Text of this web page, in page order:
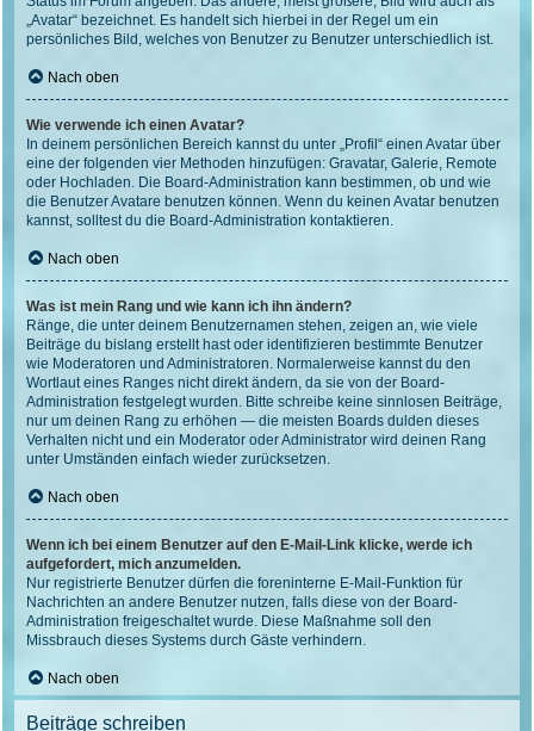
„Avatar“ bezeichnet. Es handelt sich hierbei in der Regel um ein
persönliches Bild, welches von Benutzer zu Benutzer unterschiedlich ist.
Nach oben
Wie verwende ich einen Avatar?
In deinem persönlichen Bereich kannst du unter „Profil“ einen Avatar über
eine der folgenden vier Methoden hinzufügen: Gravatar, Galerie, Remote
oder Hochladen. Die Board-Administration kann bestimmen, ob und wie
die Benutzer Avatare benutzen können. Wenn du keinen Avatar benutzen
kannst, solltest du die Board-Administration kontaktieren.
Nach oben
Was ist mein Rang und wie kann ich ihn ändern?
Ränge, die unter deinem Benutzernamen stehen, zeigen an, wie viele
Beiträge du bislang erstellt hast oder identifizieren bestimmte Benutzer
wie Moderatoren und Administratoren. Normalerweise kannst du den
Wortlaut eines Ranges nicht direkt ändern, da sie von der Board-
Administration festgelegt wurden. Bitte schreibe keine sinnlosen Beiträge,
nur um deinen Rang zu erhöhen — die meisten Boards dulden dieses
Verhalten nicht und ein Moderator oder Administrator wird deinen Rang
unter Umständen einfach wieder zurücksetzen.
Nach oben
Wenn ich bei einem Benutzer auf den E-Mail-Link klicke, werde ich
aufgefordert, mich anzumelden.
Nur registrierte Benutzer dürfen die foreninterne E-Mail-Funktion für
Nachrichten an andere Benutzer nutzen, falls diese von der Board-
Administration freigeschaltet wurde. Diese Maßnahme soll den
Missbrauch dieses Systems durch Gäste verhindern.
Nach oben
Beiträge schreiben